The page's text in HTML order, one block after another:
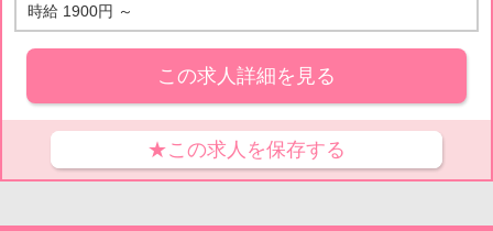
時給 1900円 ～
この求人詳細を見る
★この求人を保存する